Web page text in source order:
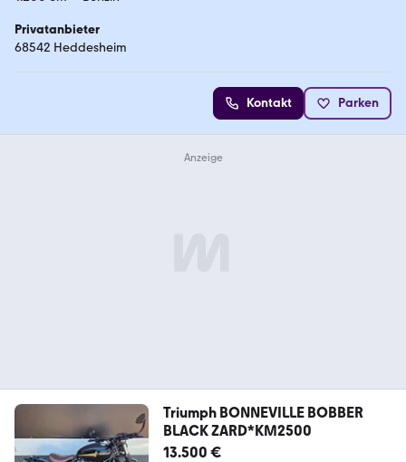
Privatanbieter
68542 Heddesheim
Kontakt Parken
Triumph BONNEVILLE BOBBER
BLACK ZARD*KM2500
13.500 €